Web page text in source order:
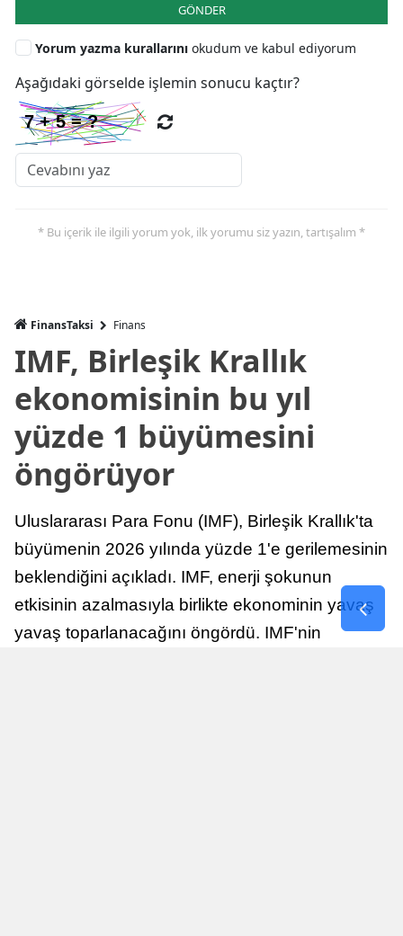
GÖNDER
Yorum yazma kurallarını okudum ve kabul ediyorum
Aşağıdaki görselde işlemin sonucu kaçtır?
* Bu içerik ile ilgili yorum yok, ilk yorumu siz yazın, tartışalım *
FinansTaksi Finans
IMF, Birleşik Krallık
ekonomisinin bu yıl
yüzde 1 büyümesini
öngörüyor
Uluslararası Para Fonu (IMF), Birleşik Krallık'ta
büyümenin 2026 yılında yüzde 1'e gerilemesinin
beklendiğini açıkladı. IMF, enerji şokunun
etkisinin azalmasıyla birlikte ekonominin yavaş
yavaş toparlanacağını öngördü. IMF'nin